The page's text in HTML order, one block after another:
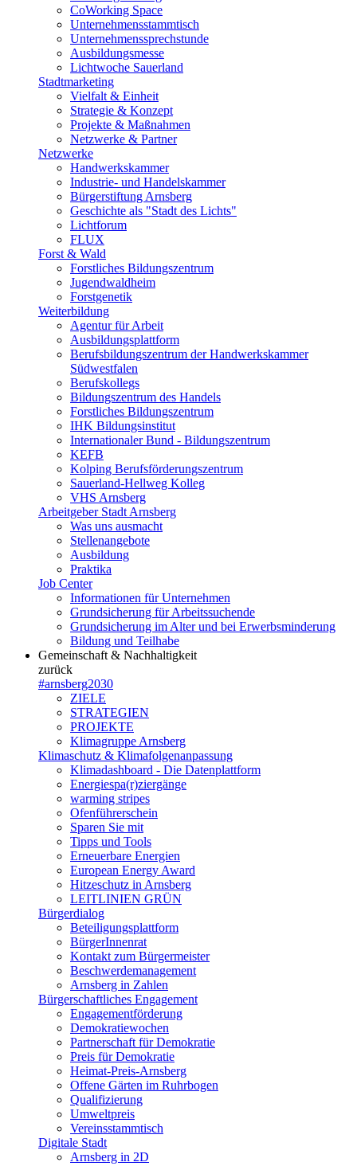
CoWorking Space
Unternehmensstammtisch
Unternehmenssprechstunde
Ausbildungsmesse
Lichtwoche Sauerland
Stadtmarketing
Vielfalt & Einheit
Strategie & Konzept
Projekte & Maßnahmen
Netzwerke & Partner
Netzwerke
Handwerkskammer
Industrie- und Handelskammer
Bürgerstiftung Arnsberg
Geschichte als "Stadt des Lichts"
Lichtforum
FLUX
Forst & Wald
Forstliches Bildungszentrum
Jugendwaldheim
Forstgenetik
Weiterbildung
Agentur für Arbeit
Ausbildungsplattform
Berufsbildungszentrum der Handwerkskammer
Südwestfalen
Berufskollegs
Bildungszentrum des Handels
Forstliches Bildungszentrum
IHK Bildungsinstitut
Internationaler Bund - Bildungszentrum
KEFB
Kolping Berufsförderungszentrum
Sauerland-Hellweg Kolleg
VHS Arnsberg
Arbeitgeber Stadt Arnsberg
Was uns ausmacht
Stellenangebote
Ausbildung
Praktika
Job Center
Informationen für Unternehmen
Grundsicherung für Arbeitssuchende
Grundsicherung im Alter und bei Erwerbsminderung
Bildung und Teilhabe
Gemeinschaft & Nachhaltigkeit
zurück
#arnsberg2030
ZIELE
STRATEGIEN
PROJEKTE
Klimagruppe Arnsberg
Klimaschutz & Klimafolgenanpassung
Klimadashboard - Die Datenplattform
Energiespa(r)ziergänge
warming stripes
Ofenführerschein
Sparen Sie mit
Tipps und Tools
Erneuerbare Energien
European Energy Award
Hitzeschutz in Arnsberg
LEITLINIEN GRÜN
Bürgerdialog
Beteiligungsplattform
BürgerInnenrat
Kontakt zum Bürgermeister
Beschwerdemanagement
Arnsberg in Zahlen
Bürgerschaftliches Engagement
Engagementförderung
Demokratiewochen
Partnerschaft für Demokratie
Preis für Demokratie
Heimat-Preis-Arnsberg
Offene Gärten im Ruhrbogen
Qualifizierung
Umweltpreis
Vereinsstammtisch
Digitale Stadt
Arnsberg in 2D